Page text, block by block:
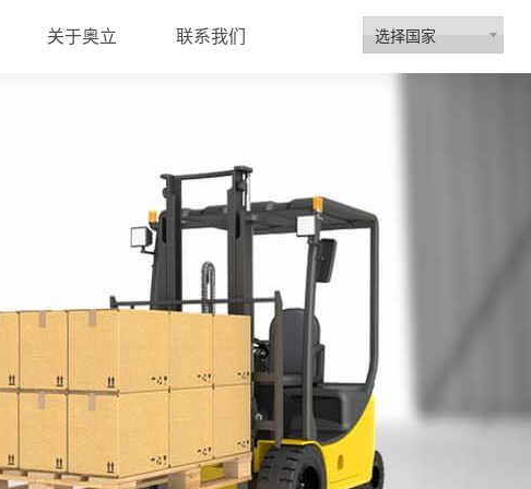
选择国家
关于奥立 联系我们